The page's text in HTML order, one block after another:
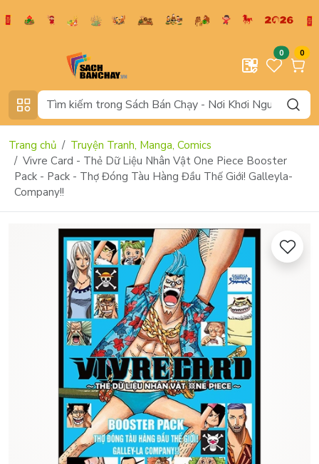
0 0
Trang chủ
Truyện Tranh, Manga, Comics
Vivre Card - Thẻ Dữ Liệu Nhân Vật One Piece Booster
Pack - Pack - Thợ Đóng Tàu Hàng Đầu Thế Giới! Galleyla-
Company!!